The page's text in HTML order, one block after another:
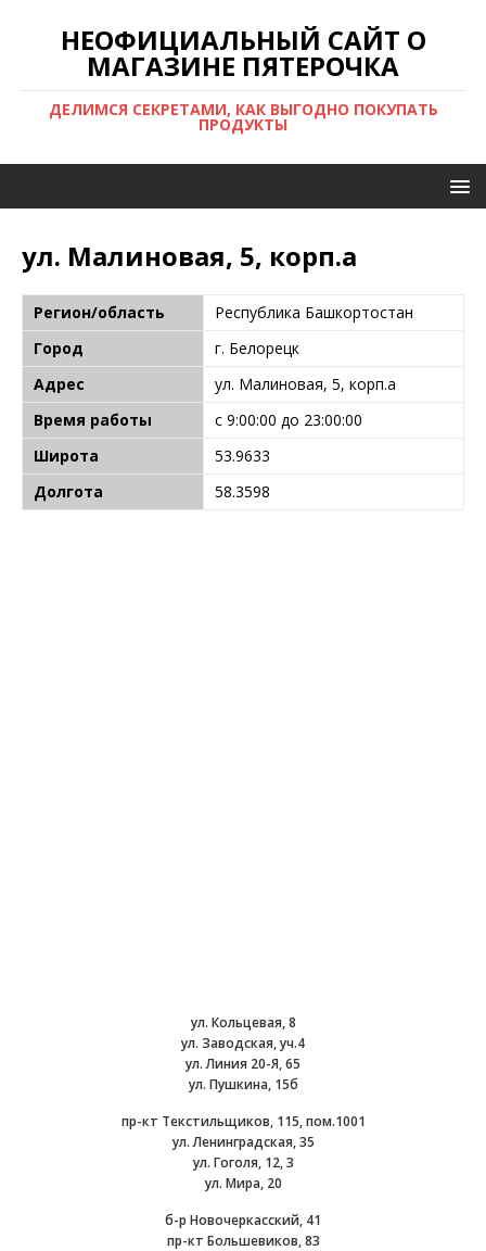
НЕОФИЦИАЛЬНЫЙ САЙТ О
МАГАЗИНЕ ПЯТЕРОЧКА
ДЕЛИМСЯ СЕКРЕТАМИ, КАК ВЫГОДНО ПОКУПАТЬ
ПРОДУКТЫ
ул. Малиновая, 5, корп.а
Регион/область
Республика Башкортостан
Город
г. Белорецк
Адрес
ул. Малиновая, 5, корп.а
Время работы
с 9:00:00 до 23:00:00
Широта
53.9633
Долгота
58.3598
ул. Кольцевая, 8
ул. Заводская, уч.4
ул. Линия 20-Я, 65
ул. Пушкина, 15б
пр-кт Текстильщиков, 115, пом.1001
ул. Ленинградская, 35
ул. Гоголя, 12, 3
ул. Мира, 20
б-р Новочеркасский, 41
пр-кт Большевиков, 83